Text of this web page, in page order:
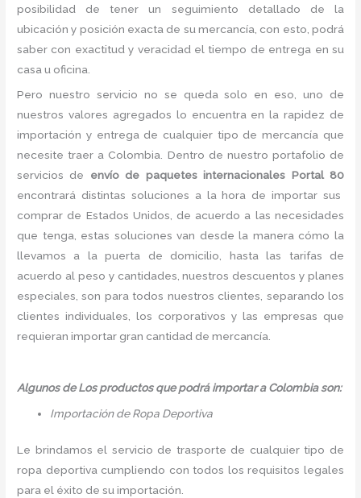
posibilidad de tener un seguimiento detallado de la
ubicación y posición exacta de su mercancía, con esto, podrá
saber con exactitud y veracidad el tiempo de entrega en su
casa u oficina.
Pero nuestro servicio no se queda solo en eso, uno de
nuestros valores agregados lo encuentra en la rapidez de
importación y entrega de cualquier tipo de mercancía que
necesite traer a Colombia. Dentro de nuestro portafolio de
servicios de envío de paquetes internacionales Portal 80
encontrará distintas soluciones a la hora de importar sus
comprar de Estados Unidos, de acuerdo a las necesidades
que tenga, estas soluciones van desde la manera cómo la
llevamos a la puerta de domicilio, hasta las tarifas de
acuerdo al peso y cantidades, nuestros descuentos y planes
especiales, son para todos nuestros clientes, separando los
clientes individuales, los corporativos y las empresas que
requieran importar gran cantidad de mercancía.
Algunos de Los productos que podrá importar a Colombia son:
Importación de Ropa Deportiva
Le brindamos el servicio de trasporte de cualquier tipo de
ropa deportiva cumpliendo con todos los requisitos legales
para el éxito de su importación.